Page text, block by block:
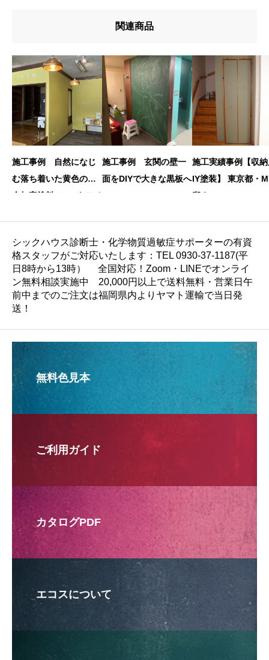
関連商品
施工事例 自然になじ
む落ち着いた黄色の安
全無害塗料でDIY｜ワイ
施工事例 玄関の壁一
面をDIYで大きな黒板へ
施工実績事例【収
IY塗装】 東京都・
邸｜case.014
シックハウス診断士・化学物質過敏症サポーターの有資
格スタッフがご対応いたします：TEL 0930-37-1187(平
日8時から13時） 全国対応！Zoom・LINEでオンライ
ン無料相談実施中 20,000円以上で送料無料・営業日午
前中までのご注文は福岡県内よりヤマト運輸で当日発
送！
無料色見本
ご利用ガイド
カタログPDF
エコスについて